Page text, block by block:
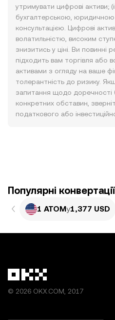
утримувати цифрові активи;
бухгалтерською,
консультацією. Цифрові
волатильністю, високим
знизитись у ціні. Ви повинні
підходить вам торгівля або
активами з огляду на ваше
толерантність до ризику.
запитання щодо доречності
конкретних обставин,
податкового або
Популярні конвертації
1 ATOMу1,377 USD
© 2026 OKX.COM, 2017